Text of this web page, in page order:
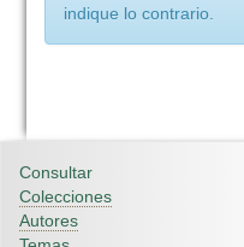
indique lo contrario.
Consultar
Colecciones
Autores